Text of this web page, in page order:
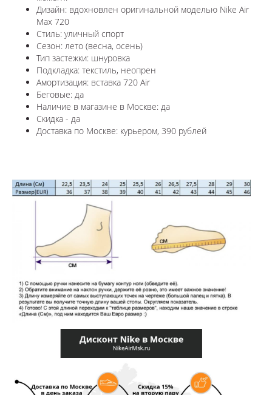
Дизайн: вдохновлен оригинальной моделью Nike Air
Max 720
Стиль: уличный спорт
Сезон: лето (весна, осень)
Тип застежки: шнуровка
Подкладка: текстиль, неопрен
Амортизация: вставка 720 Air
Беговые: да
Наличие в магазине в Москве: да
Скидка - да
Доставка по Москве: курьером, 390 рублей